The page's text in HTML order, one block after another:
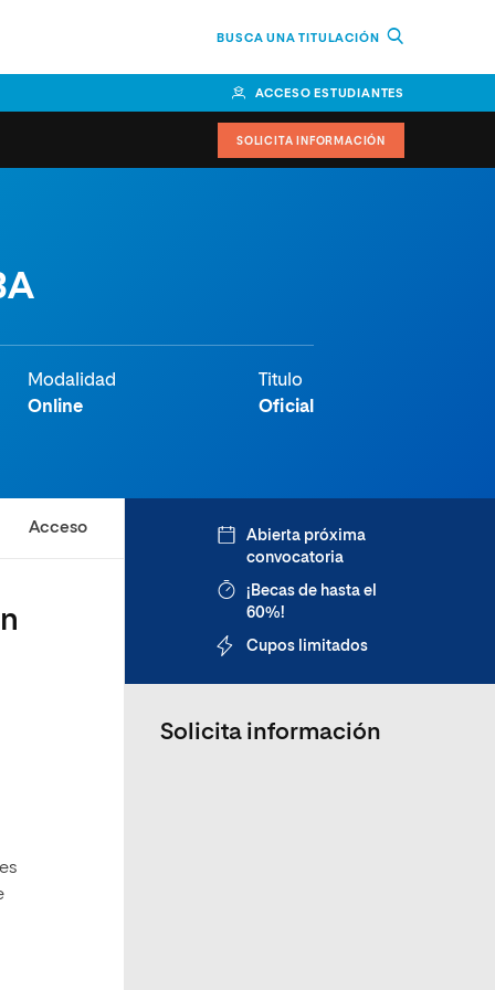
BUSCA UNA TITULACIÓN
ACCESO ESTUDIANTES
SOLICITA INFORMACIÓN
Modalidad
Online
Titulo
Oficial
Acceso
Abierta próxima
convocatoria
¡Becas de hasta el
60%!
Cupos limitados
Solicita información